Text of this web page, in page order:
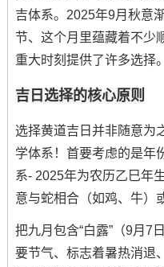
吉体系。2025年9月秋意
节、这个月里蕴藏着不少
重大时刻提供了许多选择。
吉日选择的核心原则
选择黄道吉日并非随意为
学体系！首要考虑的是年
系- 2025年为农历乙巳年
意与蛇相合（如鸡、牛）
把九月包含“白露”（9月7
要节气、标志着暑热消退